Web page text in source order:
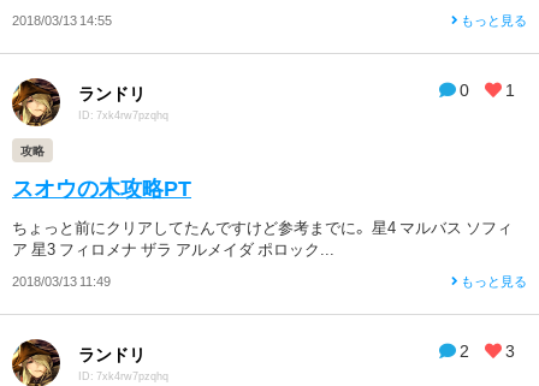
2018/03/13 14:55 もっと見る
0 1
ランドリ
ID: 7xk4rw7pzqhq
攻略
スオウの木攻略PT
ちょっと前にクリアしてたんですけど参考までに。 星4 マルバス ソフィ
ア 星3 フィロメナ ザラ アルメイダ ポロック...
2018/03/13 11:49 もっと見る
2 3
ランドリ
ID: 7xk4rw7pzqhq